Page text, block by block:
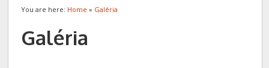
You are here: Home » Galéria
Galéria